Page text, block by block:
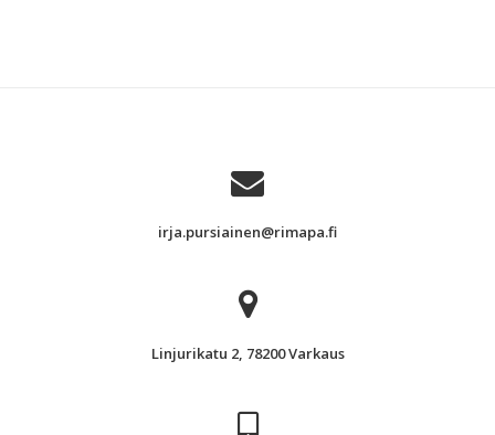
irja.pursiainen@rimapa.fi
Linjurikatu 2, 78200 Varkaus